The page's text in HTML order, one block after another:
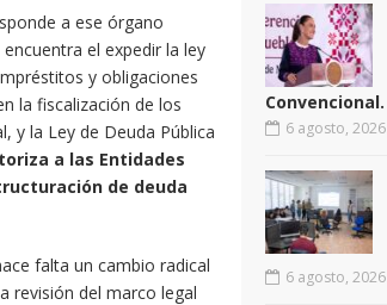
a ese órgano
el expedir la ley
y obligaciones
la fiscalización de los
y la Ley de Deuda Pública
a las Entidades
de deuda
falta un cambio radical
revisión del marco legal
Convencional.
6 agosto, 2026
6 agosto, 2026